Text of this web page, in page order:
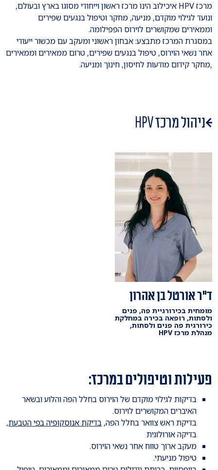
מרכז HPV איכילוב הינו מרכז ראשון וייחודי מסוגו בארץ ובעולם,
ונועד לגילוי מוקדם, מניעה, מחקר וטיפול בנגעים שפירים
וממאירים שמקושרים לוירוס הפפילומה.
במסגרת המרכז מתבצע: אבחון ראשוני ומעקב עם מכשור ייעודי
אחר נשאי הוירוס, טיפול בנגעים שפירים, טרום ממאירים וממאירים
,מחקר קידום מודעות לחיסון, חינוך ומניעה.
ניהול מרכז HPV
ד"ר אורטל בן אהרון
מומחית בכירורגיית פה, פנים
ולסתות, רופאה בכירה במחלקת
כירורגית פה פנים ולסתות,
מנהלת מרכז HPV
פעילות וטיפולים במרכז:
בדיקות לגילוי מוקדם של הוירוס בחלל הפה והלוע ובשאר
האיברים המקושרים לוירוס.
בדיקת ראש צוואר בחלל הפה, בדיקת אנוסקופיה בפי הטבעת,
בדיקה אורולוגית
מעקב ארוך טווח אחר נשאי הוירוס.
טיפול מניעתי.